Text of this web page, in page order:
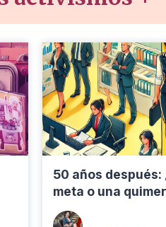
50 años después:
meta o una